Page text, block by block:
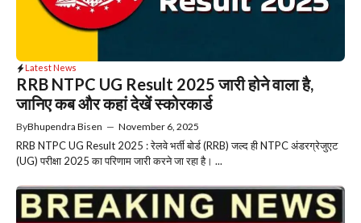
Latest News
RRB NTPC UG Result 2025 जारी होने वाला है,
जानिए कब और कहां देखें स्कोरकार्ड
ByBhupendra Bisen — November 6, 2025
RRB NTPC UG Result 2025 : रेलवे भर्ती बोर्ड (RRB) जल्द ही NTPC अंडरग्रेजुएट
(UG) परीक्षा 2025 का परिणाम जारी करने जा रहा है। ...